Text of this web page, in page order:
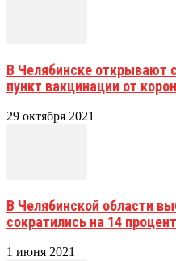
В Челябинске открывают
пункт вакцинации от
29 октября 2021
В Челябинской области
сократились на 14
1 июня 2021